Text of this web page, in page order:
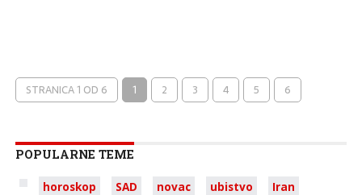
STRANICA 1 OD 6 1 2 3 4 5 6
POPULARNE TEME
horoskop SAD novac ubistvo
Iran